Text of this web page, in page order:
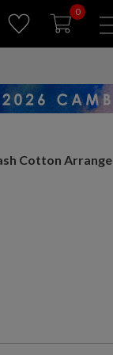
0
Cotton Arrange